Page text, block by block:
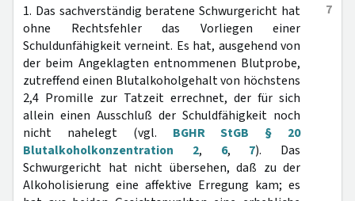
7
1. Das sachverständig beratene Schwurgericht hat
ohne Rechtsfehler das Vorliegen einer
Schuldunfähigkeit verneint. Es hat, ausgehend von
der beim Angeklagten entnommenen Blutprobe,
zutreffend einen Blutalkoholgehalt von höchstens
2,4 Promille zur Tatzeit errechnet, der für sich
allein einen Ausschluß der Schuldfähigkeit noch
nicht nahelegt (vgl. BGHR StGB § 20
Blutalkoholkonzentration 2, 6, 7). Das
Schwurgericht hat nicht übersehen, daß zu der
Alkoholisierung eine affektive Erregung kam; es